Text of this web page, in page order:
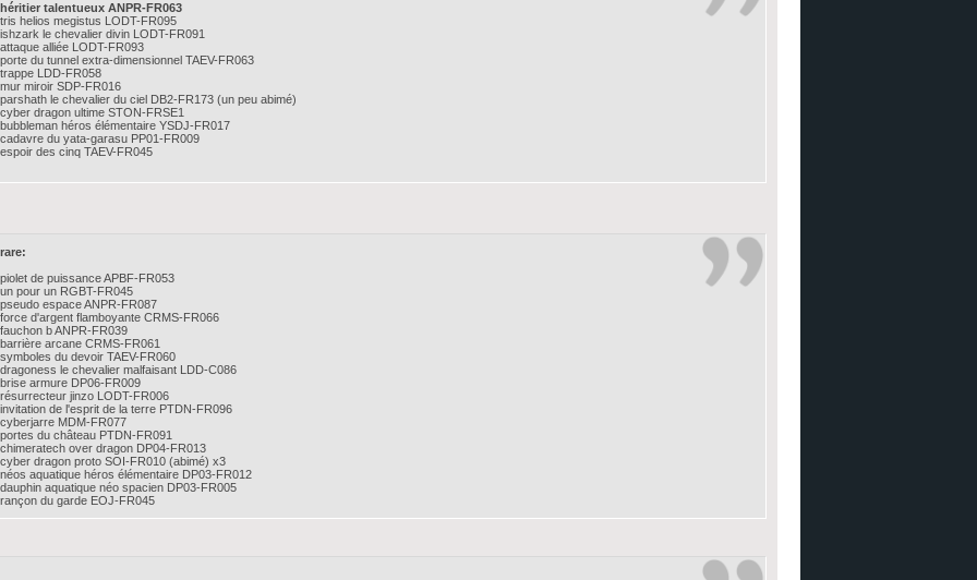
héritier talentueux ANPR-FR063
tris helios megistus LODT-FR095
ishzark le chevalier divin LODT-FR091
attaque alliée LODT-FR093
porte du tunnel extra-dimensionnel TAEV-FR063
trappe LDD-FR058
mur miroir SDP-FR016
parshath le chevalier du ciel DB2-FR173 (un peu abimé)
cyber dragon ultime STON-FRSE1
bubbleman héros élémentaire YSDJ-FR017
cadavre du yata-garasu PP01-FR009
espoir des cinq TAEV-FR045
rare:
piolet de puissance APBF-FR053
un pour un RGBT-FR045
pseudo espace ANPR-FR087
force d'argent flamboyante CRMS-FR066
fauchon b ANPR-FR039
barrière arcane CRMS-FR061
symboles du devoir TAEV-FR060
dragoness le chevalier malfaisant LDD-C086
brise armure DP06-FR009
résurrecteur jinzo LODT-FR006
invitation de l'esprit de la terre PTDN-FR096
cyberjarre MDM-FR077
portes du château PTDN-FR091
chimeratech over dragon DP04-FR013
cyber dragon proto SOI-FR010 (abimé) x3
néos aquatique héros élémentaire DP03-FR012
dauphin aquatique néo spacien DP03-FR005
rançon du garde EOJ-FR045